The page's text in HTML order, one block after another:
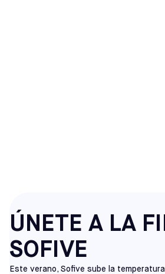
Este verano, Sofive sube la
ÚNETE A LA
SOFIVE